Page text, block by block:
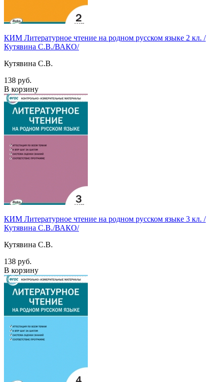
КИМ Литературное чтение на родном русском языке 2 кл. /
Кутявина С.В./ВАКО/
Кутявина С.В.
138 руб.
В корзину
КИМ Литературное чтение на родном русском языке 3 кл. /
Кутявина С.В./ВАКО/
Кутявина С.В.
138 руб.
В корзину